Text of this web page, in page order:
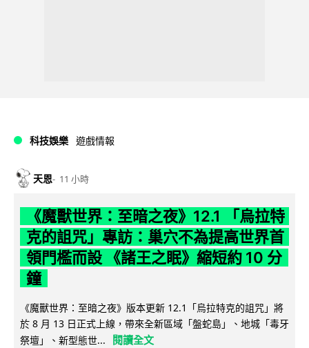
科技娛樂 遊戲情報
天恩 11 小時
《魔獸世界：至暗之夜》12.1 「烏拉特
克的詛咒」專訪：巢穴不為提高世界首
領門檻而設 《諸王之眠》縮短約 10 分
鐘
《魔獸世界：至暗之夜》版本更新 12.1「烏拉特克的詛咒」將
於 8 月 13 日正式上線，帶來全新區域「盤蛇島」、地城「毒牙
祭壇」、新型態世...
閱讀全文